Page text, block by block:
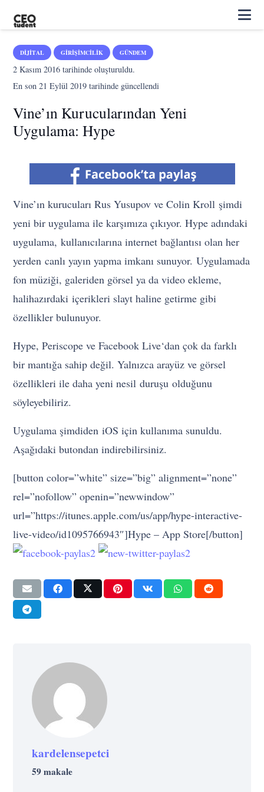
DIJITAL GIRIŞIMCILIK GÜNDEM
2 Kasım 2016 tarihinde oluşturuldu.
En son21 Eylül 2019 tarihinde güncellendi
Vine’ın Kurucularından Yeni
Uygulama: Hype
Vine’ın kurucuları Rus Yusupov ve Colin Kroll şimdi
yeni bir uygulama ile karşımıza çıkıyor. Hype adındaki
uygulama, kullanıcılarına internet bağlantısı olan her
yerden canlı yayın yapma imkanı sunuyor. Uygulamada
fon müziği, galeriden görsel ya da video ekleme,
halihazırdaki içerikleri slayt haline getirme gibi
özellikler bulunuyor.
Hype, Periscope ve Facebook Live‘dan çok da farklı
bir mantığa sahip değil. Yalnızca arayüz ve görsel
özellikleri ile daha yeni nesil duruşu olduğunu
söyleyebiliriz.
Uygulama şimdiden iOS için kullanıma sunuldu.
Aşağıdaki butondan indirebilirsiniz.
[button color=”white” size=”big” alignment=”none”
rel=”nofollow” openin=”newwindow”
url=”https://itunes.apple.com/us/app/hype-interactive-
live-video/id1095766943″]Hype – App Store[/button]
kardelensepetci
59 makale
DIJITAL